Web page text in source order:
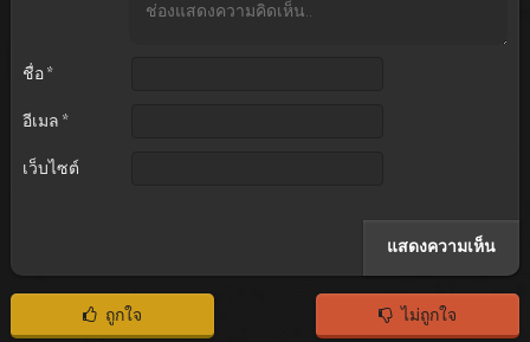
ชื่อ *
อีเมล *
เว็บไซต์
ถูกใจ ไม่ถูกใจ